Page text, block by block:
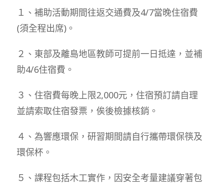
１、補助活動期間往返交通費及4/7當晚住宿費
(須全程出席)。
２、東部及離島地區教師可提前一日抵達，並補
助4/6住宿費。
３、住宿費每晚上限2,000元，住宿預訂請自理
並請索取住宿發票，俟後檢據核銷。
４、為響應環保，研習期間請自行攜帶環保筷及
環保杯。
５、課程包括木工實作，因安全考量建議穿著包